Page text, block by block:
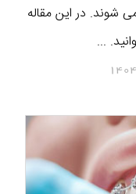
شوند. در این مقاله
...